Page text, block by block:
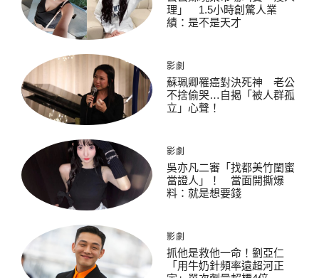
理」 1.5小時創驚人業
績：是不是天才
影劇
蘇珮卿罹癌對決死神 老公
不捨偷哭…自揭「被人群孤
立」心聲！
影劇
吳亦凡二審「找都美竹閨蜜
當證人」！ 當面開撕爆
料：就是想要錢
影劇
抓他是救他一命！劉亞仁
「用牛奶針頻率遠超河正